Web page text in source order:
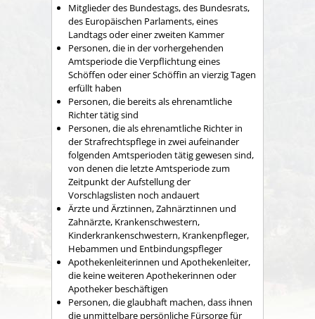
Mitglieder des Bundestags, des Bundesrats,
des Europäischen Parlaments, eines
Landtags oder einer zweiten Kammer
Personen, die in der vorhergehenden
Amtsperiode die Verpflichtung eines
Schöffen oder einer Schöffin an vierzig Tagen
erfüllt haben
Personen, die bereits als ehrenamtliche
Richter tätig sind
Personen, die als ehrenamtliche Richter in
der Strafrechtspflege in zwei aufeinander
folgenden Amtsperioden tätig gewesen sind,
von denen die letzte Amtsperiode zum
Zeitpunkt der Aufstellung der
Vorschlagslisten noch andauert
Ärzte und Ärztinnen, Zahnärztinnen und
Zahnärzte, Krankenschwestern,
Kinderkrankenschwestern, Krankenpfleger,
Hebammen und Entbindungspfleger
Apothekenleiterinnen und Apothekenleiter,
die keine weiteren Apothekerinnen oder
Apotheker beschäftigen
Personen, die glaubhaft machen, dass ihnen
die unmittelbare persönliche Fürsorge für